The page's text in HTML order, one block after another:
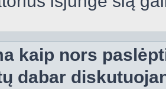
kaip nors
dabar